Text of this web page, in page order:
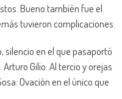
Bueno también fue el
tuvieron complicaciones.
silencio en el que pasaportó
Gilio: Al tercio y orejas
Ovación en el único que